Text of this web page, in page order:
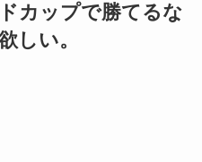
カップで勝てるな
しい。